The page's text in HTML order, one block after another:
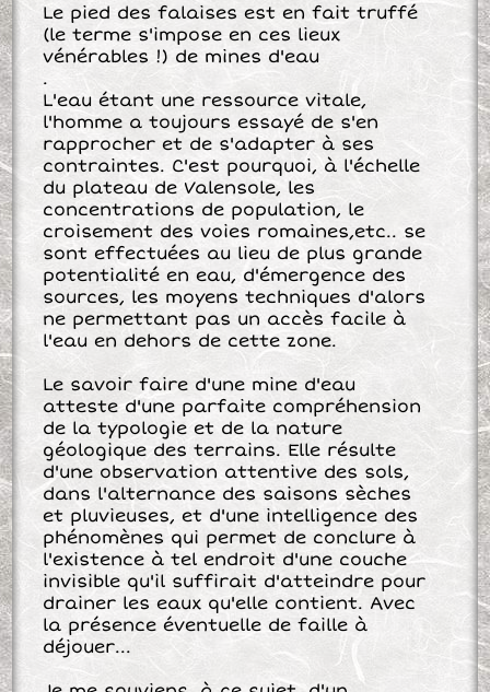
Le pied des falaises est en fait truffé
(le terme s'impose en ces lieux
vénérables !) de mines d'eau
.
L'eau étant une ressource vitale,
l'homme a toujours essayé de s'en
rapprocher et de s'adapter à ses
contraintes. C'est pourquoi, à l'échelle
du plateau de Valensole, les
concentrations de population, le
croisement des voies romaines,etc.. se
sont effectuées au lieu de plus grande
potentialité en eau, d'émergence des
sources, les moyens techniques d'alors
ne permettant pas un accès facile à
l'eau en dehors de cette zone.
Le savoir faire d'une mine d'eau
atteste d'une parfaite compréhension
de la typologie et de la nature
géologique des terrains. Elle résulte
d'une observation attentive des sols,
dans l'alternance des saisons sèches
et pluvieuses, et d'une intelligence des
phénomènes qui permet de conclure à
l'existence à tel endroit d'une couche
invisible qu'il suffirait d'atteindre pour
drainer les eaux qu'elle contient. Avec
la présence éventuelle de faille à
déjouer...